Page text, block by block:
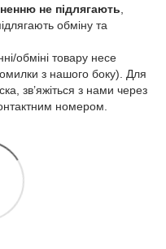
не підлягають
обміну та
обміні товару несе
з нашого боку). Для
зв’яжіться з нами через
номером.